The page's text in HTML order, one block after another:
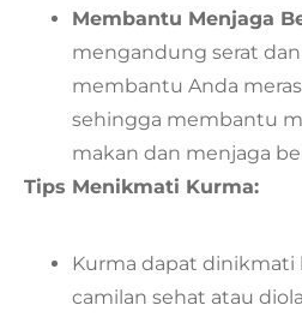
Membantu Menjaga
mengandung serat
membantu Anda
sehingga membantu
makan dan menjaga
Tips Menikmati Kurma:
Kurma dapat dinikmati
camilan sehat atau